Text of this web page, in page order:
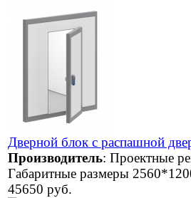
Дверной блок с распашной
Производитель: Проектные
Габаритные размеры
45650 руб.